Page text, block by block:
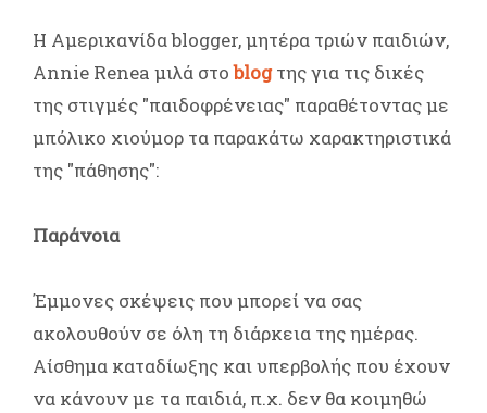
Η Αμερικανίδα blogger, μητέρα τριών παιδιών,
Annie Renea μιλά στοblogτης για τις δικές
της στιγμές "παιδοφρένειας" παραθέτοντας με
μπόλικο χιούμορ τα παρακάτω χαρακτηριστικά
της "πάθησης":
Παράνοια
Έμμονες σκέψεις που μπορεί να σας
ακολουθούν σε όλη τη διάρκεια της ημέρας.
Αίσθημα καταδίωξης και υπερβολής που έχουν
να κάνουν με τα παιδιά, π.χ. δεν θα κοιμηθώ